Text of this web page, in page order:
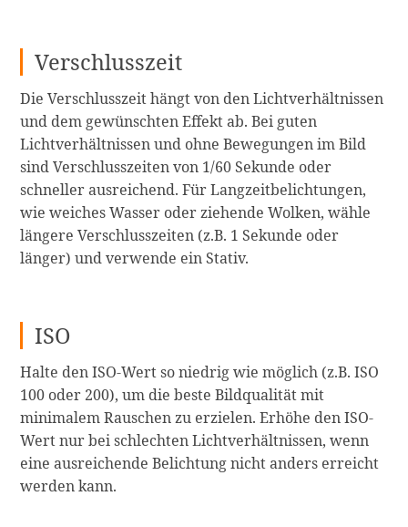
Verschlusszeit
Die Verschlusszeit hängt von den Lichtverhältnissen
und dem gewünschten Effekt ab. Bei guten
Lichtverhältnissen und ohne Bewegungen im Bild
sind Verschlusszeiten von 1/60 Sekunde oder
schneller ausreichend. Für Langzeitbelichtungen,
wie weiches Wasser oder ziehende Wolken, wähle
längere Verschlusszeiten (z.B. 1 Sekunde oder
länger) und verwende ein Stativ.
ISO
Halte den ISO-Wert so niedrig wie möglich (z.B. ISO
100 oder 200), um die beste Bildqualität mit
minimalem Rauschen zu erzielen. Erhöhe den ISO-
Wert nur bei schlechten Lichtverhältnissen, wenn
eine ausreichende Belichtung nicht anders erreicht
werden kann.